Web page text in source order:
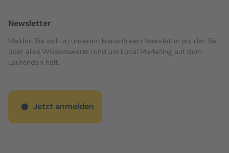
Newsletter
Melden Sie sich zu unserem kostenfreien Newsletter an, der Sie
über alles Wissenswerte rund um Local Marketing auf dem
Laufenden hält.
Jetzt anmelden